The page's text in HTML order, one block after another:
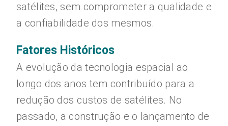
satélites, sem comprometer a qualidade e
a confiabilidade dos mesmos.
Fatores Históricos
A evolução da tecnologia espacial ao
longo dos anos tem contribuído para a
redução dos custos de satélites. No
passado, a construção e o lançamento de